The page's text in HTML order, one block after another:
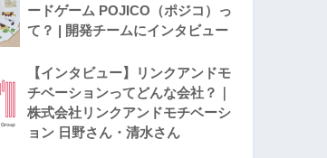
ードゲーム POJICO（ポジコ）っ
て？ | 開発チームにインタビュー
【インタビュー】リンクアンドモ
チベーションってどんな会社？｜
株式会社リンクアンドモチベーシ
ョン 日野さん・清水さん